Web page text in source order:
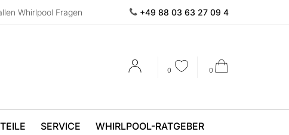
Whirlpool Fragen +49 88 03 63 27 09 4
0 0
SERVICE WHIRLPOOL-RATGEBER